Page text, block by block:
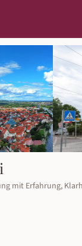
mit Erfahrung,